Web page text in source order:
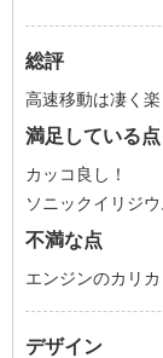
総評
高速移動は凄く楽
満足している点
カッコ良し！
ソニックイリジ
不満な点
エンジンのカリ
デザイン